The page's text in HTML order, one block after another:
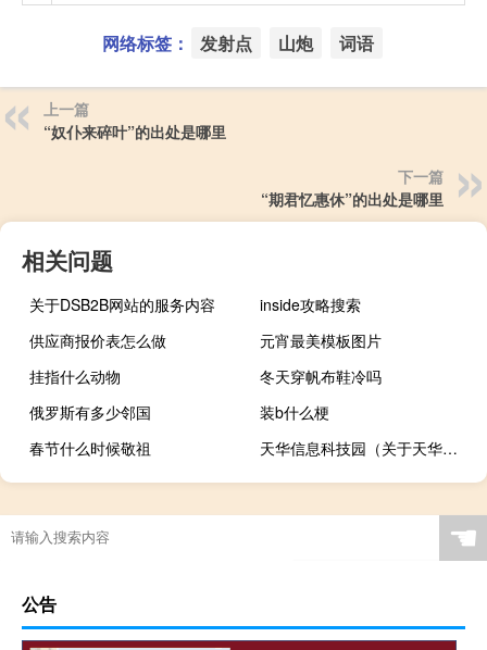
网络标签： 发射点 山炮 词语
上一篇
“奴仆来碎叶”的出处是哪里
下一篇
“期君忆惠休”的出处是哪里
相关问题
关于DSB2B网站的服务内容
inside攻略搜索
供应商报价表怎么做
元宵最美模板图片
挂指什么动物
冬天穿帆布鞋冷吗
俄罗斯有多少邻国
装b什么梗
春节什么时候敬祖
天华信息科技园（关于天华信息科技园的介绍）
职工申请工伤认定期限
☚
公告